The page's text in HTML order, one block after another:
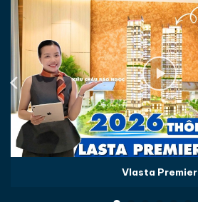
Vlasta Premier